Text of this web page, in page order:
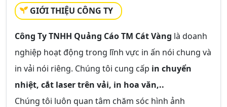
GIỚI THIỆU CÔNG TY
Công Ty TNHH Quảng Cáo TM Cát Vàng là doanh
nghiệp hoạt động trong lĩnh vực in ấn nói chung và
in vải nói riêng. Chúng tôi cung cấp in chuyển
nhiệt, cắt laser trên vải, in hoa văn,..
Chúng tôi luôn quan tâm chăm sóc hình ảnh